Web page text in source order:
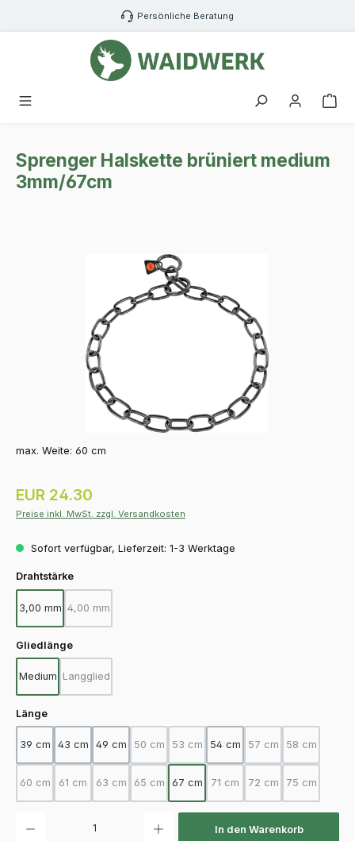
Zum Hauptinhalt springen Persönliche Beratung
Sprenger Halskette brüniert medium
3mm/67cm
max. Weite: 60 cm
Regulärer Preis:
EUR 24.30
Preise inkl. MwSt. zzgl. Versandkosten
Sofort verfügbar, Lieferzeit: 1-3 Werktage
Drahtstärkeauswählen
3,00 mm 4,00 mm
(Diese Option ist zurzeit nicht verfügbar.)
Gliedlängeauswählen
Medium Langglied
(Diese Option ist zurzeit nicht verfügbar.)
Längeauswählen
39 cm 43 cm 49 cm 50 cm
(Diese Option ist zurzeit nicht verfügbar.)
53 cm
(Diese Option ist zurzeit nicht
54 cm 57 cm
(Diese Option ist
58 cm
(Diese
60 cm
(Diese Option ist zurzeit nicht verfügbar.)
61 cm
(Diese Option ist zurzeit nicht verfügbar.)
63 cm
(Diese Option ist zurzeit nicht verfügbar.)
65 cm
(Diese Option ist zurzeit nicht verfügbar.)
67 cm 71 cm
(Diese Option ist zurzeit
72 cm
(Diese Option ist
75 cm
(Diese
In den Warenkorb